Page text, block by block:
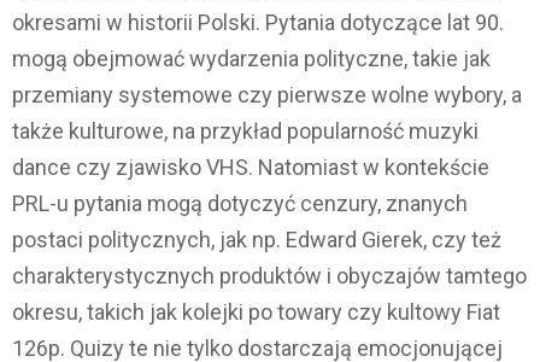
okresami w historii Polski. Pytania dotyczące lat 90.
mogą obejmować wydarzenia polityczne, takie jak
przemiany systemowe czy pierwsze wolne wybory, a
także kulturowe, na przykład popularność muzyki
dance czy zjawisko VHS. Natomiast w kontekście
PRL-u pytania mogą dotyczyć cenzury, znanych
postaci politycznych, jak np. Edward Gierek, czy też
charakterystycznych produktów i obyczajów tamtego
okresu, takich jak kolejki po towary czy kultowy Fiat
126p. Quizy te nie tylko dostarczają emocjonującej